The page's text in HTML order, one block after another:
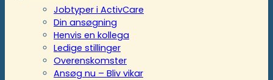
Jobtyper i ActivCare
Din ansøgning
Henvis en kollega
Ledige stillinger
Overenskomster
Ansøg nu – Bliv vikar